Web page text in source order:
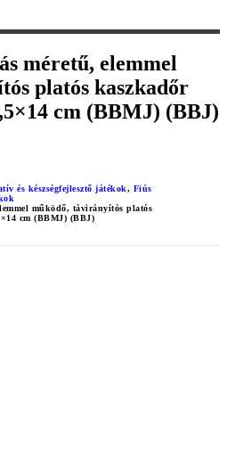
méretű, elemmel
platós kaszkadőr
cm (BBMJ) (BBJ)
és készségfejlesztő játékok, Fiús
működő, távirányítós platós
cm (BBMJ) (BBJ)